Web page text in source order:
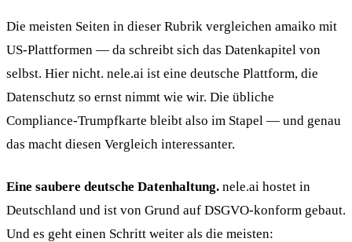
Die meisten Seiten in dieser Rubrik vergleichen amaiko mit
US-Plattformen — da schreibt sich das Datenkapitel von
selbst. Hier nicht. nele.ai ist eine deutsche Plattform, die
Datenschutz so ernst nimmt wie wir. Die übliche
Compliance-Trumpfkarte bleibt also im Stapel — und genau
das macht diesen Vergleich interessanter.
Eine saubere deutsche Datenhaltung. nele.ai hostet in
Deutschland und ist von Grund auf DSGVO-konform gebaut.
Und es geht einen Schritt weiter als die meisten: